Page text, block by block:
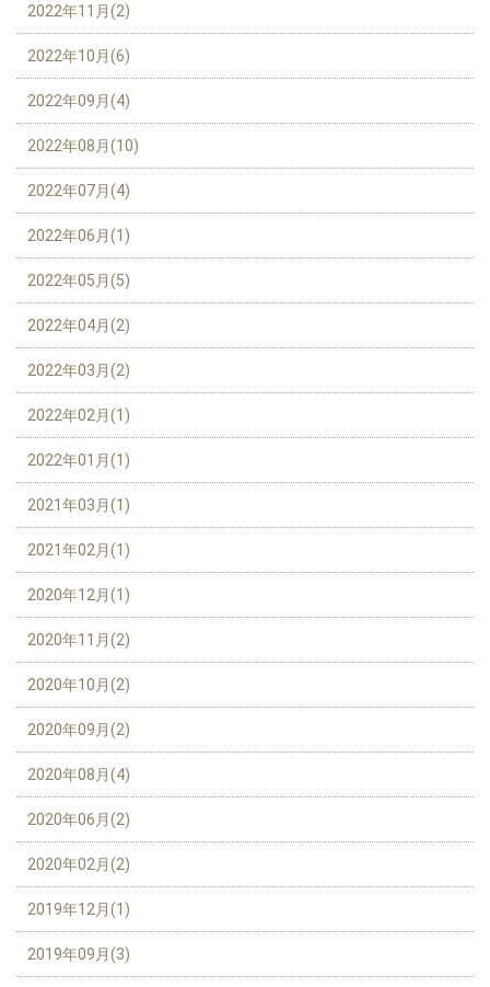
2022年11月(2)
2022年10月(6)
2022年09月(4)
2022年08月(10)
2022年07月(4)
2022年06月(1)
2022年05月(5)
2022年04月(2)
2022年03月(2)
2022年02月(1)
2022年01月(1)
2021年03月(1)
2021年02月(1)
2020年12月(1)
2020年11月(2)
2020年10月(2)
2020年09月(2)
2020年08月(4)
2020年06月(2)
2020年02月(2)
2019年12月(1)
2019年09月(3)